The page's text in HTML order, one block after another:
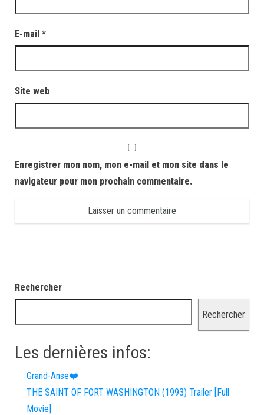
E-mail *
Site web
Enregistrer mon nom, mon e-mail et mon site dans le
navigateur pour mon prochain commentaire.
Rechercher
Rechercher
Les dernières infos:
Grand-Anse❤️
THE SAINT OF FORT WASHINGTON (1993) Trailer [Full
Movie]